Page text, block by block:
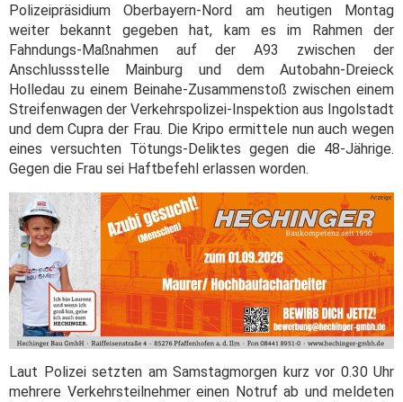
Polizeipräsidium Oberbayern-Nord am heutigen Montag
weiter bekannt gegeben hat, kam es im Rahmen der
Fahndungs-Maßnahmen auf der A93 zwischen der
Anschlussstelle Mainburg und dem Autobahn-Dreieck
Holledau zu einem Beinahe-Zusammenstoß zwischen einem
Streifenwagen der Verkehrspolizei-Inspektion aus Ingolstadt
und dem Cupra der Frau. Die Kripo ermittele nun auch wegen
eines versuchten Tötungs-Deliktes gegen die 48-Jährige.
Gegen die Frau sei Haftbefehl erlassen worden.
Laut Polizei setzten am Samstagmorgen kurz vor 0.30 Uhr
mehrere Verkehrsteilnehmer einen Notruf ab und meldeten